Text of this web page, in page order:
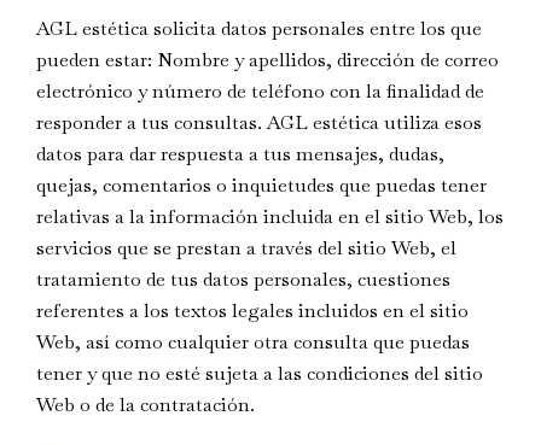
AGL estética solicita datos personales entre los que
pueden estar: Nombre y apellidos, dirección de correo
electrónico y número de teléfono con la finalidad de
responder a tus consultas. AGL estética utiliza esos
datos para dar respuesta a tus mensajes, dudas,
quejas, comentarios o inquietudes que puedas tener
relativas a la información incluida en el sitio Web, los
servicios que se prestan a través del sitio Web, el
tratamiento de tus datos personales, cuestiones
referentes a los textos legales incluidos en el sitio
Web, así como cualquier otra consulta que puedas
tener y que no esté sujeta a las condiciones del sitio
Web o de la contratación.